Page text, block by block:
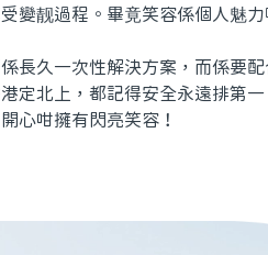
變靓過程。畢竟笑容係個人魅
久一次性解決方案，而係要配
定北上，都記得安全永遠排第
心咁擁有閃亮笑容！